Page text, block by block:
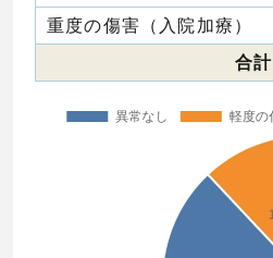
重度の傷害（入院加療）
合計